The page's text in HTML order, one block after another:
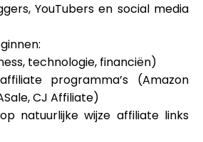
YouTubers en social media
technologie, financiën)
programma’s (Amazon
CJ Affiliate)
natuurlijke wijze affiliate links